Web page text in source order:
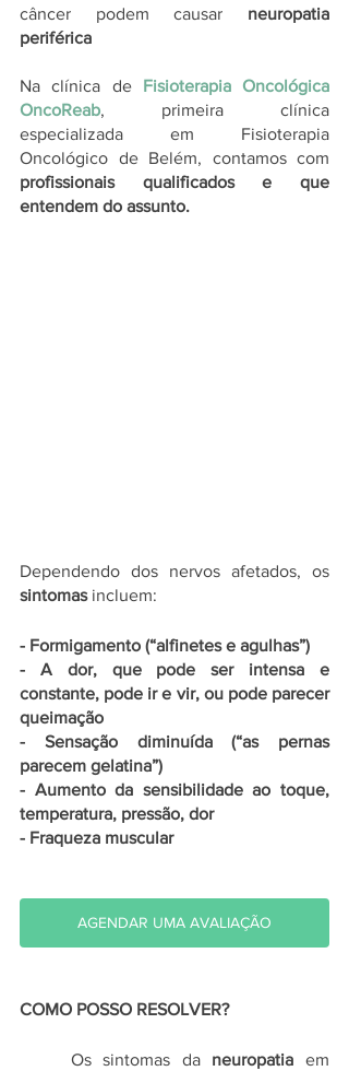
câncer podem causar neuropatia
periférica
Na clínica de Fisioterapia Oncológica
OncoReab, primeira clínica
especializada em Fisioterapia
profissionais qualificados e que
entendem do assunto.
sintomas incluem:
- Formigamento (“alfinetes e agulhas”)
- A dor, que pode ser intensa e
constante, pode ir e vir, ou pode parecer
queimação
- Sensação diminuída (“as pernas
parecem gelatina”)
- Aumento da sensibilidade ao toque,
temperatura, pressão, dor
- Fraqueza muscular
AGENDAR UMA AVALIAÇÃO
COMO POSSO RESOLVER?
	Os sintomas da
neuropatia em